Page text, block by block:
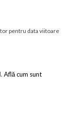
pentru data viitoare
Află cum sunt